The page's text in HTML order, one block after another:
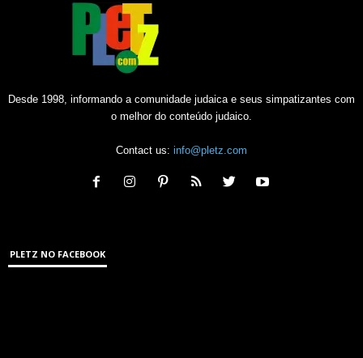
Desde 1998, informando a comunidade judaica e seus simpatizantes com
o melhor do conteúdo judaico.
Contact us: info@pletz.com
PLETZ NO FACEBOOK